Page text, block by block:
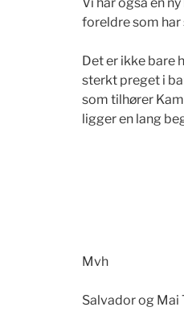
foreldre som har
Det er ikke bare
sterkt preget i
som tilhører
ligger en lang
Mvh
Salvador og Mai